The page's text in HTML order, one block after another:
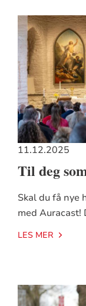
11.12.2025
Til deg
Skal du få nye
med Auracast!
LES MER